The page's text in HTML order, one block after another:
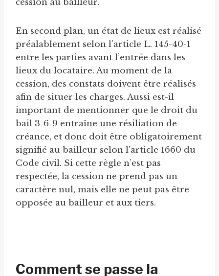
En second plan, un état de lieux est réalisé
préalablement selon l’article L. 145-40-1
entre les parties avant l’entrée dans les
lieux du locataire. Au moment de la
cession, des constats doivent être réalisés
afin de situer les charges. Aussi est-il
important de mentionner que le droit du
bail 3-6-9 entraîne une résiliation de
créance, et donc doit être obligatoirement
signifié au bailleur selon l’article 1660 du
Code civil. Si cette règle n’est pas
respectée, la cession ne prend pas un
caractère nul, mais elle ne peut pas être
opposée au bailleur et aux tiers.
Comment se passe la